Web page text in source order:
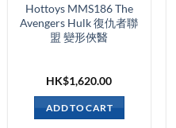
Hottoys MMS186 The
Avengers Hulk 復仇者聯
盟 變形俠醫
HK$1,620.00
ADD TO CART